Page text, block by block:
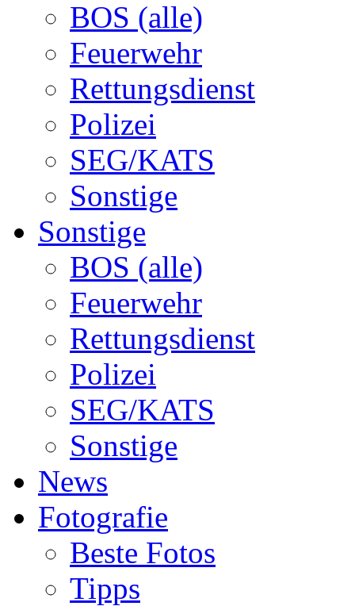
BOS (alle)
Feuerwehr
Rettungsdienst
Polizei
SEG/KATS
Sonstige
Sonstige
BOS (alle)
Feuerwehr
Rettungsdienst
Polizei
SEG/KATS
Sonstige
News
Fotografie
Beste Fotos
Tipps